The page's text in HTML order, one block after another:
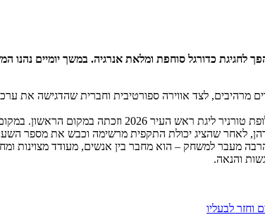
מרהיבים, לצד אווירה ספורטיבית וחברית שהדגישה את
ואילו במקום השלישי זכתה קבוצת פלאפל קופ"ח/אגמים נדל"ן.
לאחר שהציג יכולת התקפית מרשימה וכבש את מספר
הוכיח כי הספורט הוא הרבה מעבר למשחק – הוא מחבר בין אנשים,
והנאה.
וחזר לבעליו